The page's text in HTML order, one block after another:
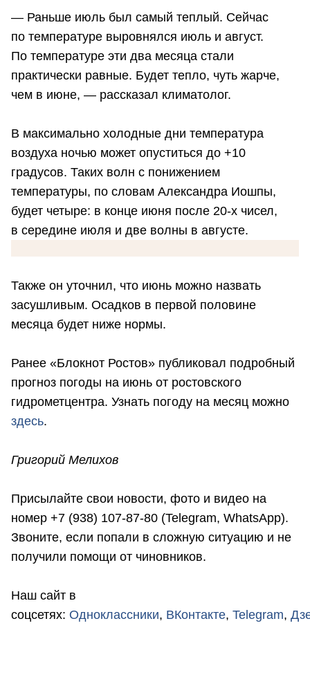
— Раньше июль был самый теплый. Сейчас
по температуре выровнялся июль и август.
По температуре эти два месяца стали
практически равные. Будет тепло, чуть жарче,
чем в июне, — рассказал климатолог.
В максимально холодные дни температура
воздуха ночью может опуститься до +10
градусов. Таких волн с понижением
температуры, по словам Александра Иошпы,
будет четыре: в конце июня после 20-х чисел,
в середине июля и две волны в августе.
Также он уточнил, что июнь можно назвать
засушливым. Осадков в первой половине
месяца будет ниже нормы.
Ранее «Блокнот Ростов» публиковал подробный
прогноз погоды на июнь от ростовского
гидрометцентра. Узнать погоду на месяц можно
здесь.
Григорий Мелихов
Присылайте свои новости, фото и видео на
номер +7 (938) 107-87-80 (Telegram, WhatsApp).
Звоните, если попали в сложную ситуацию и не
получили помощи от чиновников.
Наш сайт в
соцсетях: Одноклассники, ВКонтакте, Telegram,